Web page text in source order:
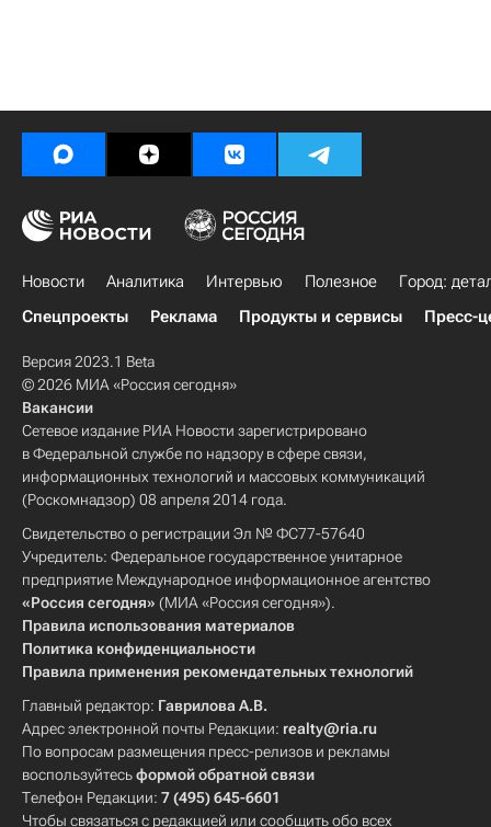
Новости Аналитика Интервью Полезное
Город:
Спецпроекты
Реклама Продукты и сервисы Пресс-
Версия 2023.1 Beta
© 2026 МИА «Россия сегодня»
Вакансии
Сетевое издание РИА Новости зарегистрировано
в Федеральной службе по надзору в сфере связи,
информационных технологий и массовых коммуникаций
(Роскомнадзор) 08 апреля 2014 года.
Свидетельство о регистрации Эл № ФС77-57640
Учредитель: Федеральное государственное унитарное
предприятие Международное информационное агентство
«Россия сегодня» (МИА «Россия сегодня»).
Правила использования материалов
Политика конфиденциальности
Правила применения рекомендательных технологий
Главный редактор: Гаврилова А.В.
Адрес электронной почты Редакции: realty@ria.ru
По вопросам размещения пресс-релизов и рекламы
воспользуйтесьформой обратной связи
Телефон Редакции: 7 (495) 645-6601
Чтобы связаться с редакцией или сообщить обо всех